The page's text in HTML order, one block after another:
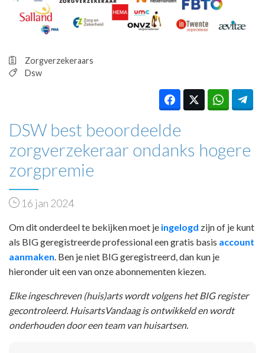
PRAKTIJKZAKEN
MEDISCHE VAKHANDEL
Zorgverzekeraars
Dsw
DSW best beoordeelde
zorgverzekeraar ondanks hogere
zorgpremie
16 jan 2024
Om dit onderdeel te bekijken moet je ingelogd zijn of je kunt
als BIG geregistreerde professional een gratis basis account
aanmaken. Ben je niet BIG geregistreerd, dan kun je
hieronder uit een van onze abonnementen kiezen.
Elke ingeschreven (huis)arts wordt volgens het BIG register
gecontroleerd. HuisartsVandaag is ontwikkeld en wordt
onderhouden door een team van huisartsen.